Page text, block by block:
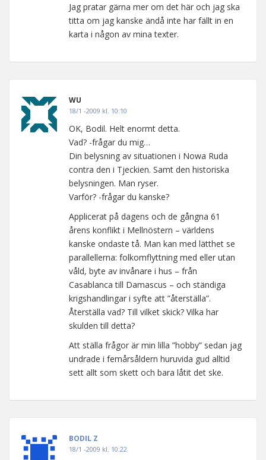
Jag pratar gärna mer om det här och jag ska
titta om jag kanske ändå inte har fällt in en
karta i någon av mina texter.
WU
18/1 -2009 kl. 10:10
OK, Bodil. Helt enormt detta.
Vad? -frågar du mig…
Din belysning av situationen i Nowa Ruda
contra den i Tjeckien. Samt den historiska
belysningen. Man ryser.
Varför? -frågar du kanske?
Applicerat på dagens och de gångna 61
årens konflikt i Mellnöstern – världens
kanske ondaste tå. Man kan med lätthet se
parallellerna: folkomflyttning med eller utan
våld, byte av invånare i hus – från
Casablanca till Damascus – och ständiga
krigshandlingar i syfte att ”återställa”.
Återställa vad? Till vilket skick? Vilka har
skulden till detta?
Att ställa frågor är min lilla ”hobby” sedan jag
undrade i femårsåldern huruvida gud alltid
sett allt som skett och bara låtit det ske.
BODIL Z
18/1 -2009 kl. 10:22